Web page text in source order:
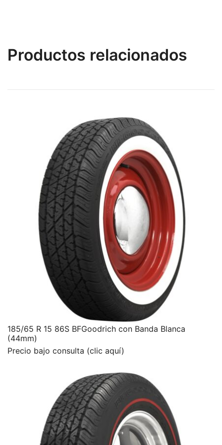
Productos relacionados
185/65 R 15 86S BFGoodrich con Banda Blanca
(44mm)
Precio bajo consulta (clic aquí)